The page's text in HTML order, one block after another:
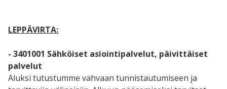
LEPPÄVIRTA:
- 3401001 Sähköiset asiointipalvelut, päivittäiset
palvelut
Aluksi tutustumme vahvaan tunnistautumiseen ja